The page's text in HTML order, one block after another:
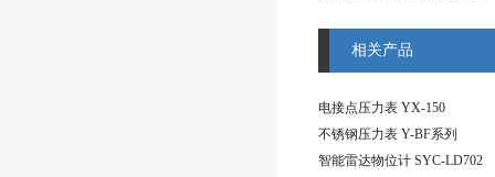
相关产品
电接点压力表 YX-150
不锈钢压力表 Y-BF系列
智能雷达物位计 SYC-LD702